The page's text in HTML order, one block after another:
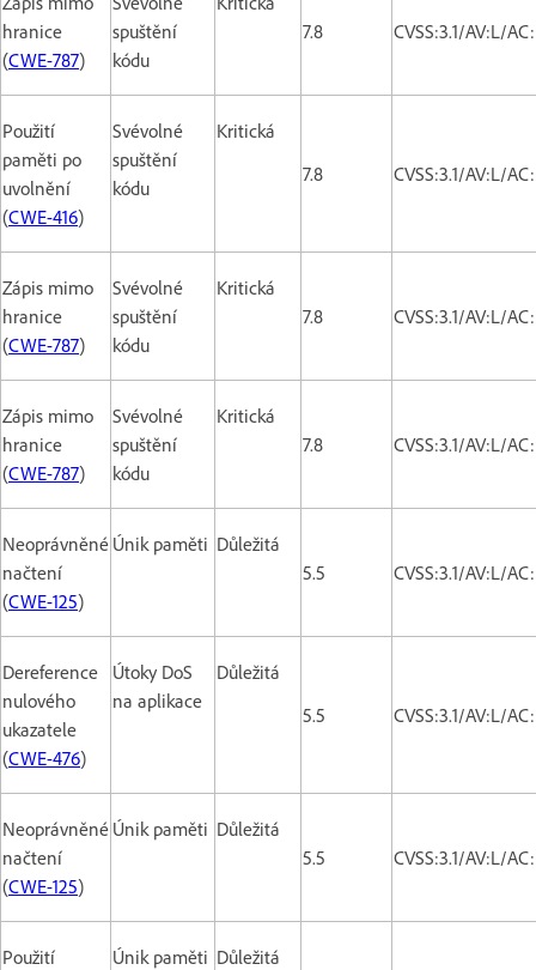
hranice
(CWE-787)
spuštění
kódu
7.8
CVSS:3.1/AV:L/
Použití
paměti po
uvolnění
(CWE-416)
Svévolné
spuštění
kódu
Kritická
7.8
CVSS:3.1/AV:L/
Zápis mimo
hranice
(CWE-787)
Svévolné
spuštění
kódu
Kritická
7.8
CVSS:3.1/AV:L/
Zápis mimo
hranice
(CWE-787)
Svévolné
spuštění
kódu
Kritická
7.8
CVSS:3.1/AV:L/
Neoprávněné
načtení
(CWE-125)
Únik paměti Důležitá
5.5
CVSS:3.1/AV:L/
Dereference
nulového
ukazatele
(CWE-476)
Útoky DoS
na aplikace
Důležitá
5.5
CVSS:3.1/AV:L/
Neoprávněné
načtení
(CWE-125)
Únik paměti Důležitá
5.5
CVSS:3.1/AV:L/
Použití
Únik paměti Důležitá